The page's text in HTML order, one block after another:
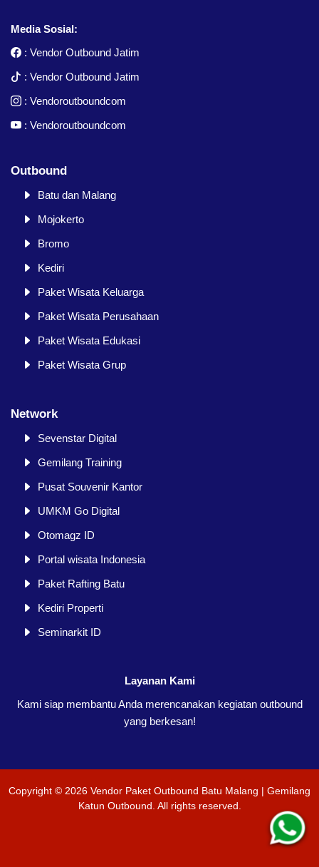
Media Sosial:
: Vendor Outbound Jatim
: Vendor Outbound Jatim
: Vendoroutboundcom
: Vendoroutboundcom
Outbound
Batu dan Malang
Mojokerto
Bromo
Kediri
Paket Wisata Keluarga
Paket Wisata Perusahaan
Paket Wisata Edukasi
Paket Wisata Grup
Network
Sevenstar Digital
Gemilang Training
Pusat Souvenir Kantor
UMKM Go Digital
Otomagz ID
Portal wisata Indonesia
Paket Rafting Batu
Kediri Properti
Seminarkit ID
Layanan Kami
Kami siap membantu Anda merencanakan kegiatan outbound
yang berkesan!
Copyright © 2026 Vendor Paket Outbound Batu Malang | Gemilang
Katun Outbound . All rights reserved.